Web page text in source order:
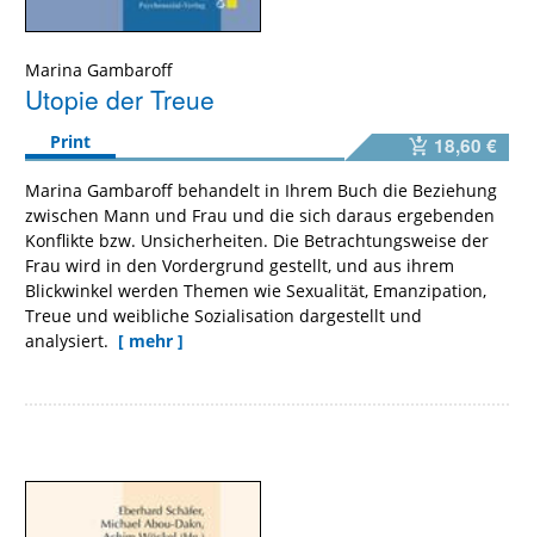
Marina Gambaroff
Utopie der Treue
Print 18,60 €
Marina Gambaroff behandelt in Ihrem Buch die Beziehung
zwischen Mann und Frau und die sich daraus ergebenden
Konflikte bzw. Unsicherheiten. Die Betrachtungsweise der
Frau wird in den Vordergrund gestellt, und aus ihrem
Blickwinkel werden Themen wie Sexualität, Emanzipation,
Treue und weibliche Sozialisation dargestellt und
analysiert. [ mehr ]